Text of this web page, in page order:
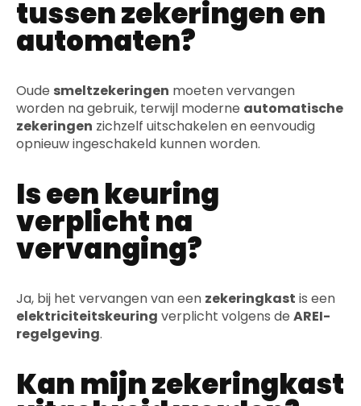
tussen zekeringen en
automaten?
Oude smeltzekeringen moeten vervangen
worden na gebruik, terwijl moderne automatische
zekeringen zichzelf uitschakelen en eenvoudig
opnieuw ingeschakeld kunnen worden.
Is een keuring
verplicht na
vervanging?
Ja, bij het vervangen van een zekeringkast is een
elektriciteitskeuring verplicht volgens de AREI-
regelgeving.
Kan mijn zekeringkast